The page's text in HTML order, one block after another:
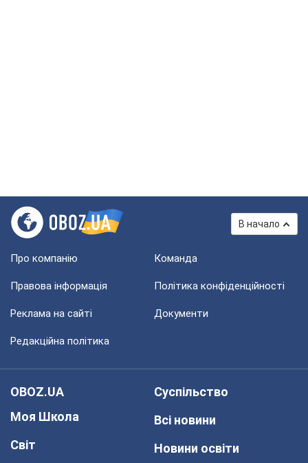
В начало
Про компанію Команда
Правова інформація Політика конфіденційності
Реклама на сайті Документи
Редакційна політика
OBOZ.UA
Моя Школа
Світ
Суспільство
Всі новини
Новини освіти